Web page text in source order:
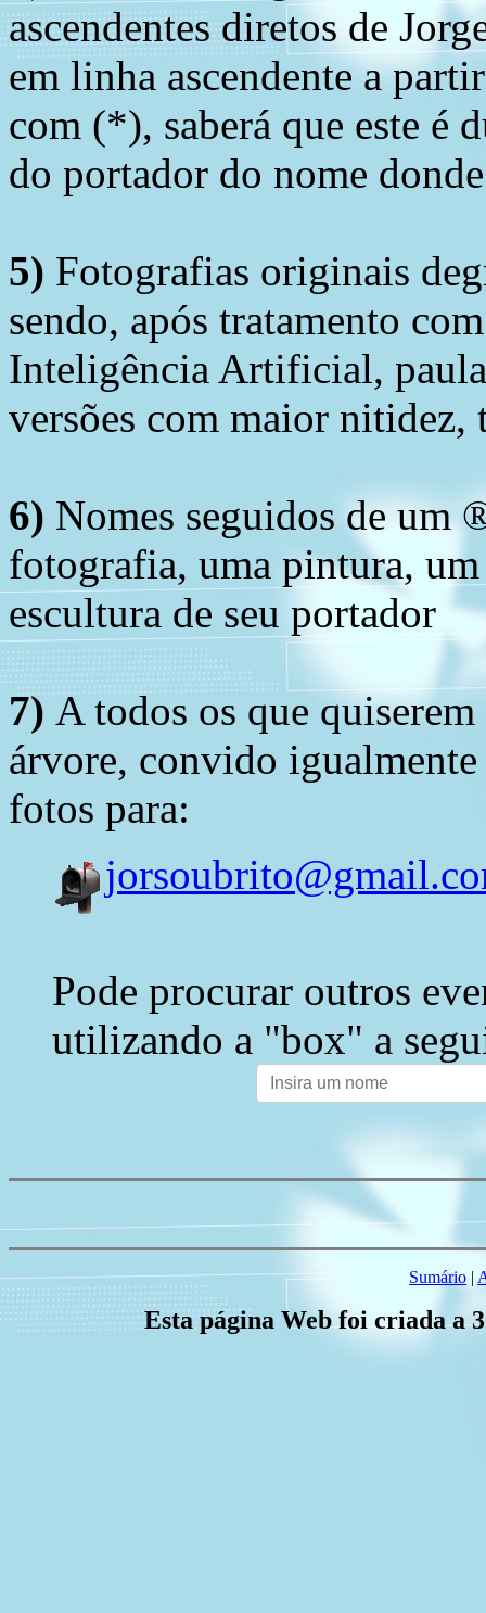
ascendentes diretos de
em linha ascendente a
com (*), saberá que este é
do portador do nome
5) Fotografias originais
sendo, após tratamento
Inteligência Artificial,
versões com maior nitidez,
6) Nomes seguidos de um
fotografia, uma pintura,
escultura de seu portador
7) A todos os que
árvore, convido
fotos para:
Pode procurar outros
utilizando a "box" a
Sumário |
Esta página Web foi criada a